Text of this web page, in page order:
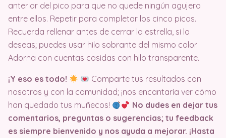
anterior del pico para que no quede ningún agujero
entre ellos. Repetir para completar los cinco picos.
Recuerda rellenar antes de cerrar la estrella, si lo
deseas; puedes usar hilo sobrante del mismo color.
Adorna con cuentas cosidas con hilo transparente.
¡Y eso es todo!
Comparte tus resultados con
nosotros y con la comunidad; ¡nos encantaría ver cómo
han quedado tus muñecos!
No dudes en dejar tus
comentarios, preguntas o sugerencias; tu feedback
es siempre bienvenido y nos ayuda a mejorar. ¡Hasta